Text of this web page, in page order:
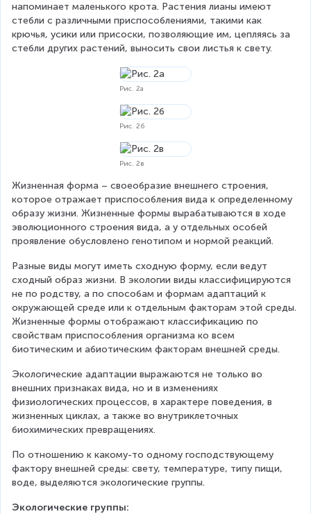
напоминает маленького крота. Растения лианы имеют
стебли с различными приспособлениями, такими как
крючья, усики или присоски, позволяющие им, цепляясь за
стебли других растений, выносить свои листья к свету.
Рис. 2а
Рис. 2б
Рис. 2в
Жизненная форма – своеобразие внешнего строения,
которое отражает приспособления вида к определенному
образу жизни. Жизненные формы вырабатываются в ходе
эволюционного строения вида, а у отдельных особей
проявление обусловлено генотипом и нормой реакций.
Разные виды могут иметь сходную форму, если ведут
сходный образ жизни. В экологии виды классифицируются
не по родству, а по способам и формам адаптаций к
окружающей среде или к отдельным факторам этой среды.
Жизненные формы отображают классификацию по
свойствам приспособления организма ко всем
биотическим и абиотическим факторам внешней среды.
Экологические адаптации выражаются не только во
внешних признаках вида, но и в изменениях
физиологических процессов, в характере поведения, в
жизненных циклах, а также во внутриклеточных
биохимических превращениях.
По отношению к какому-то одному господствующему
фактору внешней среды: свету, температуре, типу пищи,
воде, выделяются экологические группы.
Экологические группы: